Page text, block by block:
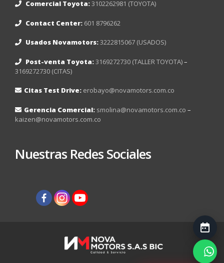
Comercial Toyota:3102262981 (TOYOTA)
Contact Center: 601 8796262
Usados Novamotors:3222815067 (USADOS)
Post-venta Toyota:3169272730 (TALLER TOYOTA)–
3169272730 (CITAS)
Citas Test Drive: erobayo@novamotors.com.co
Gerencia Comercial: smolina@novamotors.com.co –
kaizen@novamotors.com.co
Nuestras Redes Sociales